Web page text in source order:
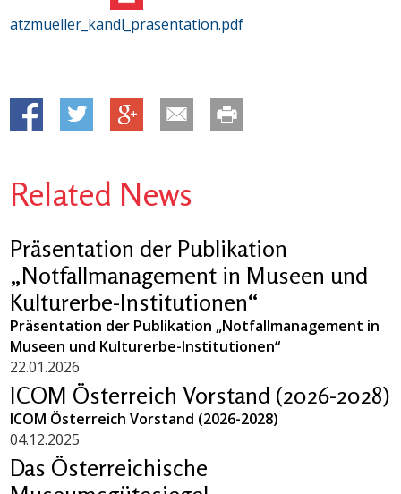
atzmueller_kandl_prasentation.pdf
Related News
Präsentation der Publikation
„Notfallmanagement in Museen und
Kulturerbe-Institutionen“
Präsentation der Publikation „Notfallmanagement in
Museen und Kulturerbe-Institutionen“
22.01.2026
ICOM Österreich Vorstand (2026-2028)
ICOM Österreich Vorstand (2026-2028)
04.12.2025
Das Österreichische